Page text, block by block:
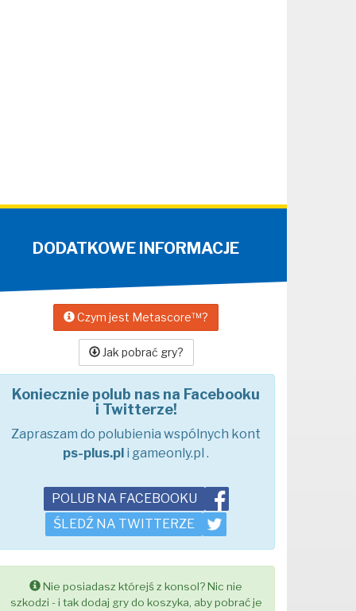
DODATKOWE INFORMACJE
Czym jest Metascore™?
Jak pobrać gry?
Koniecznie polub nas na Facebooku
i Twitterze!
Zapraszam do polubienia wspólnych kont
ps-plus.pl i gameonly.pl .
POLUB NA FACEBOOKU
ŚLEDŹ NA TWITTERZE
Nie posiadasz którejś z konsol? Nic nie
szkodzi - i tak dodaj gry do koszyka, aby pobrać je